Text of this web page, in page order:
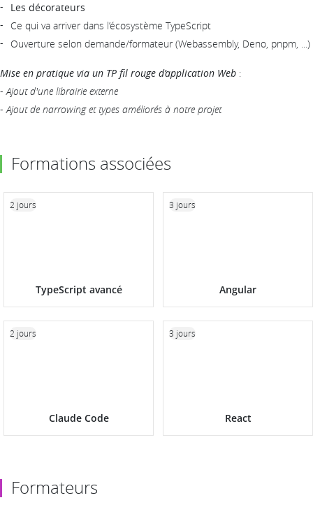
Les décorateurs
Ce qui va arriver dans l’écosystème TypeScript
Ouverture selon demande/formateur (Webassembly, Deno, pnpm, ...)
Mise en pratique via un TP fil rouge d’application Web :
-Ajout d'une librairie externe
-Ajout de narrowing et types améliorés à notre projet
Formations associées
TypeScript avancé
2 jours
Angular
3 jours
Claude Code
2 jours
React
3 jours
Formateurs